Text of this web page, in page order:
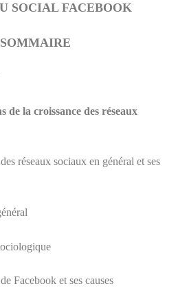
SOCIAL FACEBOOK
SOMMAIRE
de la croissance des réseaux
réseaux sociaux en général et ses
Facebook et ses causes